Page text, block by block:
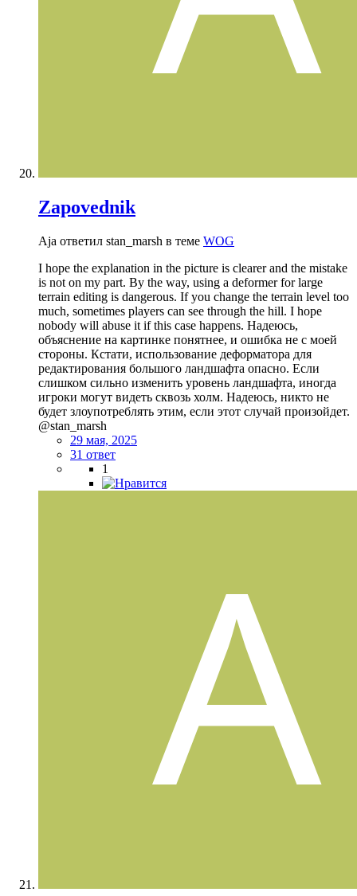
Zapovednik
Aja ответил stan_marsh в теме WOG
I hope the explanation in the picture is clearer and the mistake
is not on my part. By the way, using a deformer for large
terrain editing is dangerous. If you change the terrain level too
much, sometimes players can see through the hill. I hope
nobody will abuse it if this case happens. Надеюсь,
объяснение на картинке понятнее, и ошибка не с моей
стороны. Кстати, использование деформатора для
редактирования большого ландшафта опасно. Если
слишком сильно изменить уровень ландшафта, иногда
игроки могут видеть сквозь холм. Надеюсь, никто не
будет злоупотреблять этим, если этот случай произойдет.
@stan_marsh
29 мая, 2025
31 ответ
1